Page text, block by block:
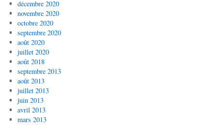
décembre 2020
novembre 2020
octobre 2020
septembre 2020
août 2020
juillet 2020
août 2018
septembre 2013
août 2013
juillet 2013
juin 2013
avril 2013
mars 2013